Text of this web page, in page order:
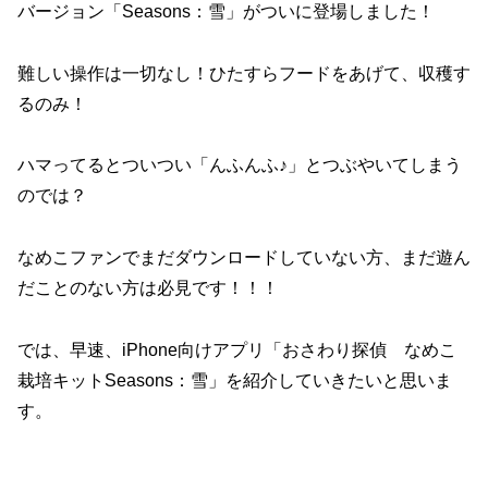
バージョン「Seasons：雪」がついに登場しました！
難しい操作は一切なし！ひたすらフードをあげて、収穫す
るのみ！
ハマってるとついつい「んふんふ♪」とつぶやいてしまう
のでは？
なめこファンでまだダウンロードしていない方、まだ遊ん
だことのない方は必見です！！！
では、早速、iPhone向けアプリ「おさわり探偵 なめこ
栽培キットSeasons：雪」を紹介していきたいと思いま
す。